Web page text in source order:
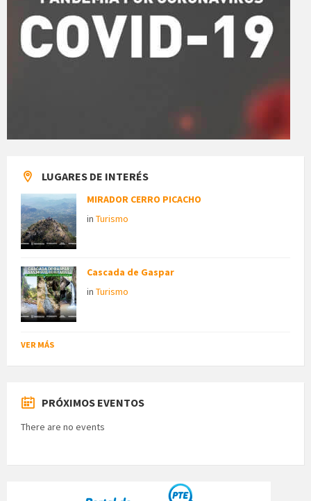
LUGARES DE INTERÉS
MIRADOR CERRO PICACHO
in Turismo
Cascada de Gaspar
in Turismo
VER MÁS
PRÓXIMOS EVENTOS
There are no events